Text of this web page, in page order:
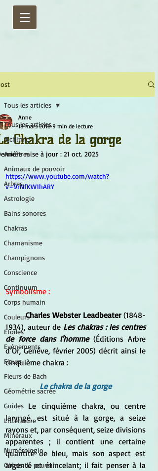
Tous les articles
Alchimie
Ancêtres
Animaux de pouvoir
Arbres
Astrologie
Bains sonores
Chakras
Chamanisme
Champignons
Conscience
Continuum
Corps humain
Couleurs
Etoiles
Evénements
Fleurs
Fleurs de Bach
Géométrie sacrée
Guides
Littérature
Minéraux
Numérologie
Objets de pouvoir
Tous les articles
Chakra de la gorge
Anne
18 mars 2018 9 min de lecture
mise à jour : 21 oct. 2025
https://www.youtube.com/watch?
v=9rNfKW1hARY
Symbolisme :
Charles Webster Leadbeater (1848-
1934), auteur de Les chakras : les centres
de force dans l'homme (Éditions Arbre
d’Or, Genève, février 2005) décrit ainsi le
cinquième chakra :
Le chakra de la gorge
	Le cinquième chakra, ou centre
laryngé, est situé à la gorge, a seize
rayons et, par conséquent, seize divisions
apparentes ; il contient une certaine
quantité de bleu, mais son aspect est
argenté et étincelant; il fait penser à la